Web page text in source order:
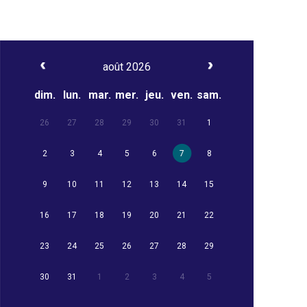
août 2026
dim. lun. mar. mer. jeu. ven. sam.
26 27 28 29 30 31 1
2 3 4 5 6 7 8
9 10 11 12 13 14 15
16 17 18 19 20 21 22
23 24 25 26 27 28 29
30 31 1 2 3 4 5